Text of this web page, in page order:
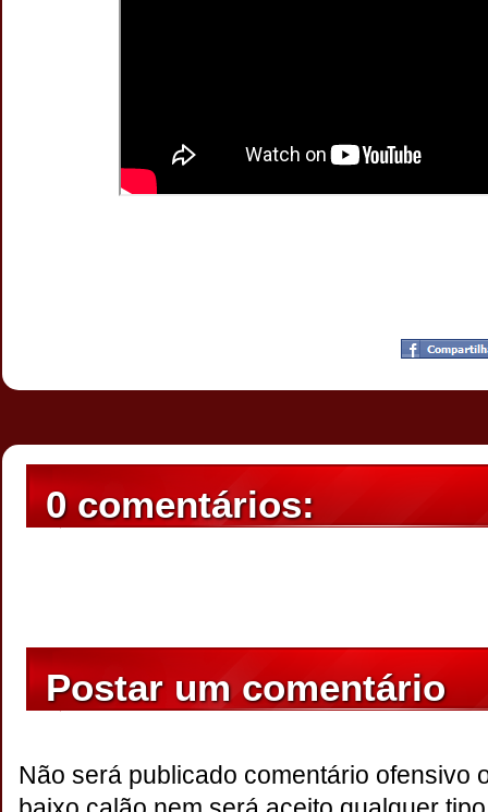
22:23
0 comentários:
Postar um comentário
Não será publicado comentário ofensivo